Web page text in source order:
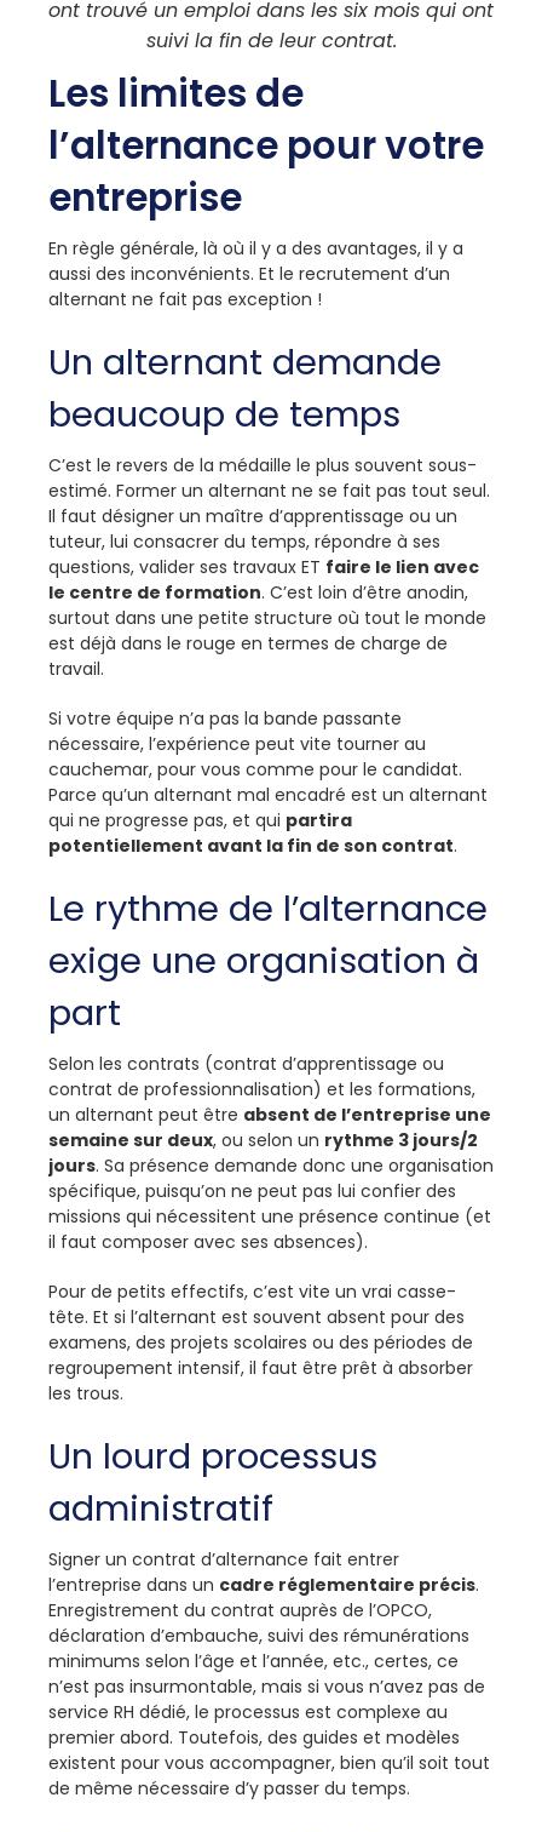
ont trouvé un emploi dans les six mois qui ont
suivi la fin de leur contrat.
Les limites de
l’alternance pour votre
entreprise
En règle générale, là où il y a des avantages, il y a
aussi des inconvénients. Et le recrutement d’un
alternant ne fait pas exception !
Un alternant demande
beaucoup de temps
C’est le revers de la médaille le plus souvent sous-
estimé. Former un alternant ne se fait pas tout seul.
Il faut désigner un maître d’apprentissage ou un
tuteur, lui consacrer du temps, répondre à ses
questions, valider ses travaux ET faire le lien avec
le centre de formation. C’est loin d’être anodin,
surtout dans une petite structure où tout le monde
est déjà dans le rouge en termes de charge de
travail.
Si votre équipe n’a pas la bande passante
nécessaire, l’expérience peut vite tourner au
cauchemar, pour vous comme pour le candidat.
Parce qu’un alternant mal encadré est un alternant
qui ne progresse pas, et qui partira
potentiellement avant la fin de son contrat.
Le rythme de l’alternance
exige une organisation à
part
Selon les contrats (contrat d’apprentissage ou
contrat de professionnalisation) et les formations,
un alternant peut être absent de l’entreprise une
semaine sur deux, ou selon un rythme 3 jours/2
jours. Sa présence demande donc une organisation
spécifique, puisqu’on ne peut pas lui confier des
missions qui nécessitent une présence continue (et
il faut composer avec ses absences).
Pour de petits effectifs, c’est vite un vrai casse-
tête. Et si l’alternant est souvent absent pour des
examens, des projets scolaires ou des périodes de
regroupement intensif, il faut être prêt à absorber
les trous.
Un lourd processus
administratif
Signer un contrat d’alternance fait entrer
l’entreprise dans un cadre réglementaire précis.
Enregistrement du contrat auprès de l’OPCO,
déclaration d’embauche, suivi des rémunérations
minimums selon l’âge et l’année, etc., certes, ce
n’est pas insurmontable, mais si vous n’avez pas de
service RH dédié, le processus est complexe au
premier abord. Toutefois, des guides et modèles
existent pour vous accompagner, bien qu’il soit tout
de même nécessaire d’y passer du temps.